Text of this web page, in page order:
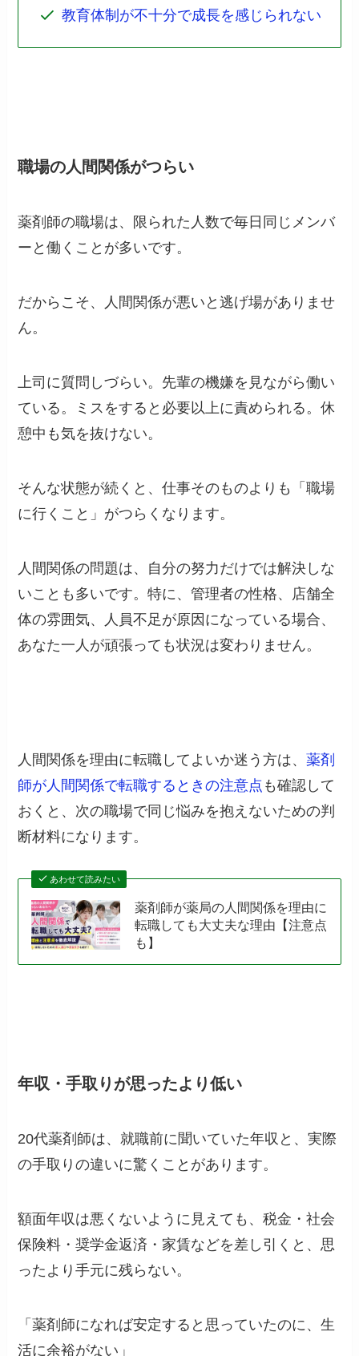
教育体制が不十分で成長を感じられない
職場の人間関係がつらい
薬剤師の職場は、限られた人数で毎日同じメンバ
ーと働くことが多いです。
だからこそ、人間関係が悪いと逃げ場がありませ
ん。
上司に質問しづらい。先輩の機嫌を見ながら働い
ている。ミスをすると必要以上に責められる。休
憩中も気を抜けない。
そんな状態が続くと、仕事そのものよりも「職場
に行くこと」がつらくなります。
人間関係の問題は、自分の努力だけでは解決しな
いことも多いです。特に、管理者の性格、店舗全
体の雰囲気、人員不足が原因になっている場合、
あなた一人が頑張っても状況は変わりません。
人間関係を理由に転職してよいか迷う方は、薬剤
師が人間関係で転職するときの注意点 も確認して
おくと、次の職場で同じ悩みを抱えないための判
断材料になります。
あわせて読みたい
薬剤師が薬局の人間関係を理由に
転職しても大丈夫な理由【注意点
も】
年収・手取りが思ったより低い
20代薬剤師は、就職前に聞いていた年収と、実際
の手取りの違いに驚くことがあります。
額面年収は悪くないように見えても、税金・社会
保険料・奨学金返済・家賃などを差し引くと、思
ったより手元に残らない。
「薬剤師になれば安定すると思っていたのに、生
活に余裕がない」